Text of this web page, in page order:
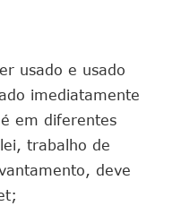
usado e usado
imediatamente
em diferentes
trabalho de
deve